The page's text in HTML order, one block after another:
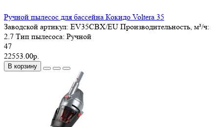
Ручной пылесос для бассейна Кокидо Voltera 35
Заводской артикул: EV35CBX/EU Производительность, м³/ч:
2.7 Тип пылесоса: Ручной
47
22553.00р.
В корзину